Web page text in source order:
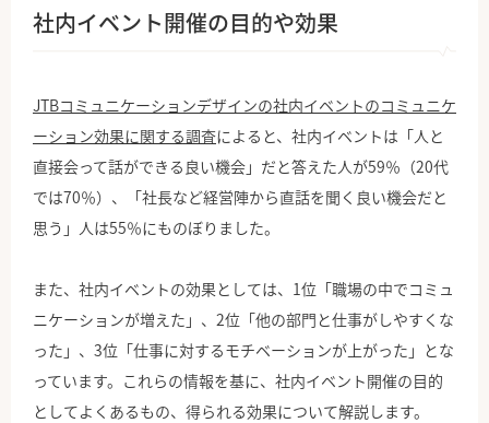
社内イベント開催の目的や効果
JTBコミュニケーションデザインの社内イベントのコミュニケ
ーション効果に関する調査によると、社内イベントは「人と
直接会って話ができる良い機会」だと答えた人が59％（20代
では70％）、「社長など経営陣から直話を聞く良い機会だと
思う」人は55％にものぼりました。
また、社内イベントの効果としては、1位「職場の中でコミュ
ニケーションが増えた」、2位「他の部門と仕事がしやすくな
った」、3位「仕事に対するモチベーションが上がった」とな
っています。これらの情報を基に、社内イベント開催の目的
としてよくあるもの、得られる効果について解説します。